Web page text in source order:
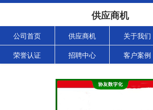
供应商机
公司首页 供应商机 关于我们
荣誉认证 招聘中心 客户案例